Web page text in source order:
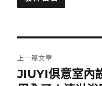
章
上一篇文章
上
JIUYI俱意室內